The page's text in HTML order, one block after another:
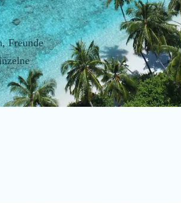
Freunde